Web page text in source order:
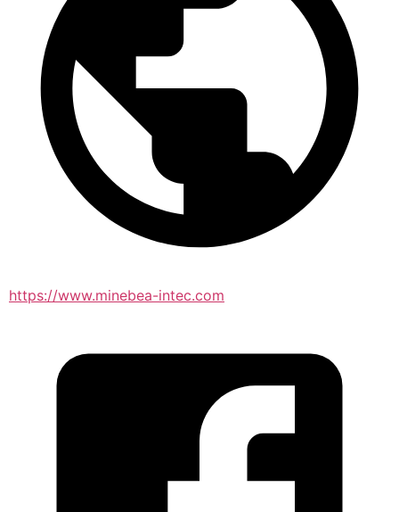
https://www.minebea-intec.com